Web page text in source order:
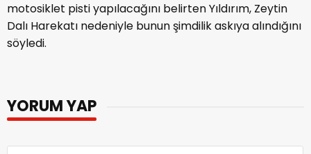
motosiklet pisti yapılacağını belirten Yıldırım, Zeytin
Dalı Harekatı nedeniyle bunun şimdilik askıya alındığını
söyledi.
YORUM YAP